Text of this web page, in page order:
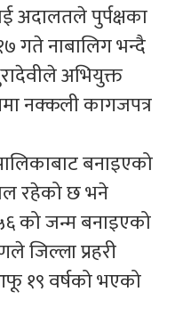
अदालतले पुर्पक्षका
गते नाबालिग भन्दै
अभियुक्त
नक्कली कागजपत्र
बनाइएको
रहेको छ भने
को जन्म बनाइएको
जिल्ला प्रहरी
१९ वर्षको भएको